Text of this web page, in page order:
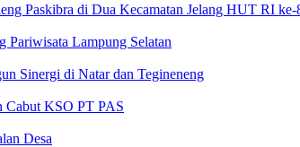
Paskibra di Dua Kecamatan Jelang HUT RI ke-
Pariwisata Lampung Selatan
Sinergi di Natar dan Tegineneng
Cabut KSO PT PAS
Desa